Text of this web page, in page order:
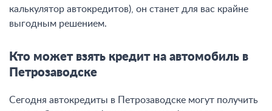
калькулятор автокредитов), он станет для вас крайне
выгодным решением.
Кто может взять кредит на автомобиль в
Петрозаводске
Сегодня автокредиты в Петрозаводске могут получить